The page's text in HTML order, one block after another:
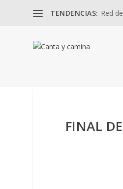
TENDENCIAS: Red
FINAL